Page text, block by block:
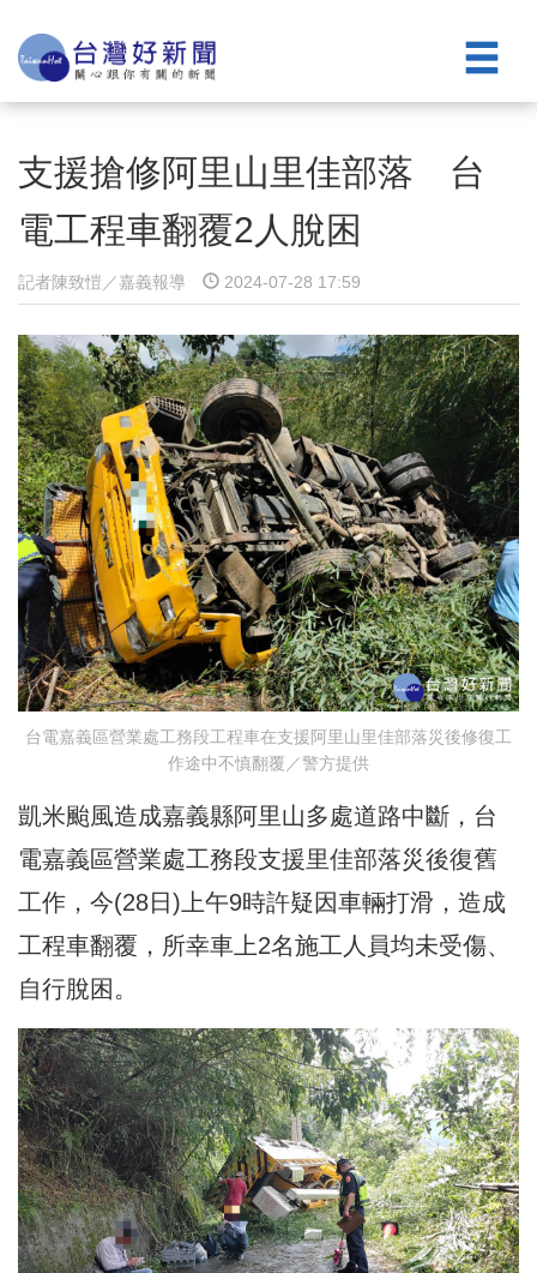
支援搶修阿里山里佳部落 台
電工程車翻覆2人脫困
記者陳致愷／嘉義報導 2024-07-28 17:59
台電嘉義區營業處工務段工程車在支援阿里山里佳部落災後修復工
作途中不慎翻覆／警方提供
凱米颱風造成嘉義縣阿里山多處道路中斷，台
電嘉義區營業處工務段支援里佳部落災後復舊
工作，今(28日)上午9時許疑因車輛打滑，造成
工程車翻覆，所幸車上2名施工人員均未受傷、
自行脫困。